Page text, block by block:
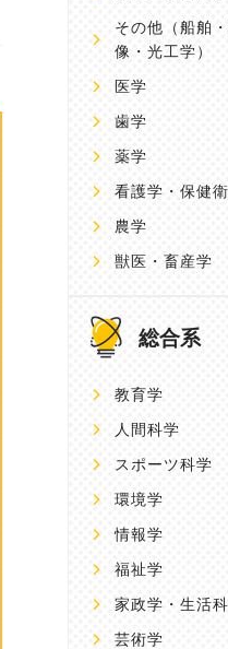
その他 （船舶
像・光工学）
医学
歯学
薬学
看護学・保健
農学
獣医・畜産学
総合系
教育学
人間科学
スポーツ科学
環境学
情報学
福祉学
家政学・生活
芸術学